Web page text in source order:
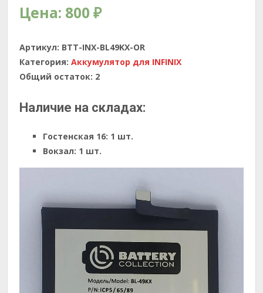
Цена: 800 ₽
Артикул: BTT-INX-BL49KX-OR
Категория: Аккумулятор для INFINIX
Общий остаток: 2
Наличие на складах:
Гостенская 16: 1 шт.
Вокзал: 1 шт.